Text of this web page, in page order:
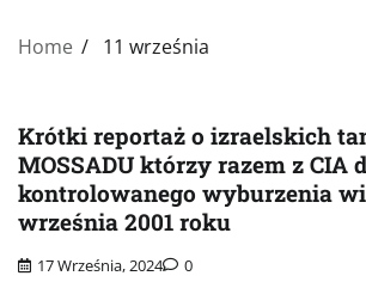
Home 11 września
Krótki reportaż o izraelskich
MOSSADU którzy razem z CIA
kontrolowanego wyburzenia
września 2001 roku
17 Września, 2024 0